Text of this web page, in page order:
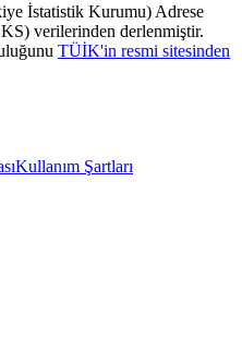
İstatistik Kurumu) Adrese
verilerinden derlenmiştir.
TÜİK'in resmi sitesinden
Kullanım Şartları